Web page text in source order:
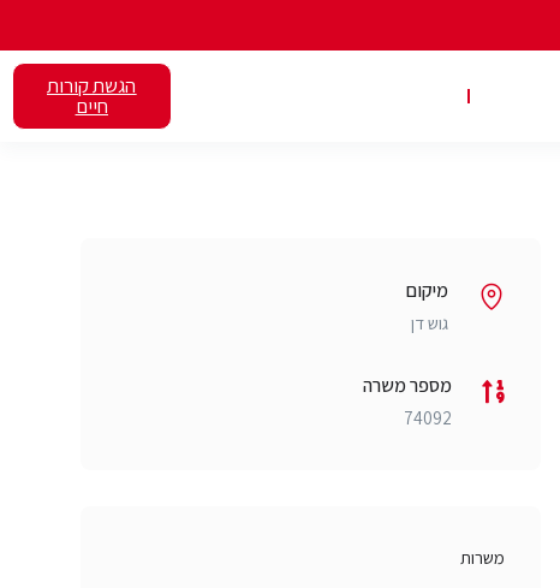
הגשת קורות
חיים
מיקום
גוש דן
מספר משרה
74092
משרות